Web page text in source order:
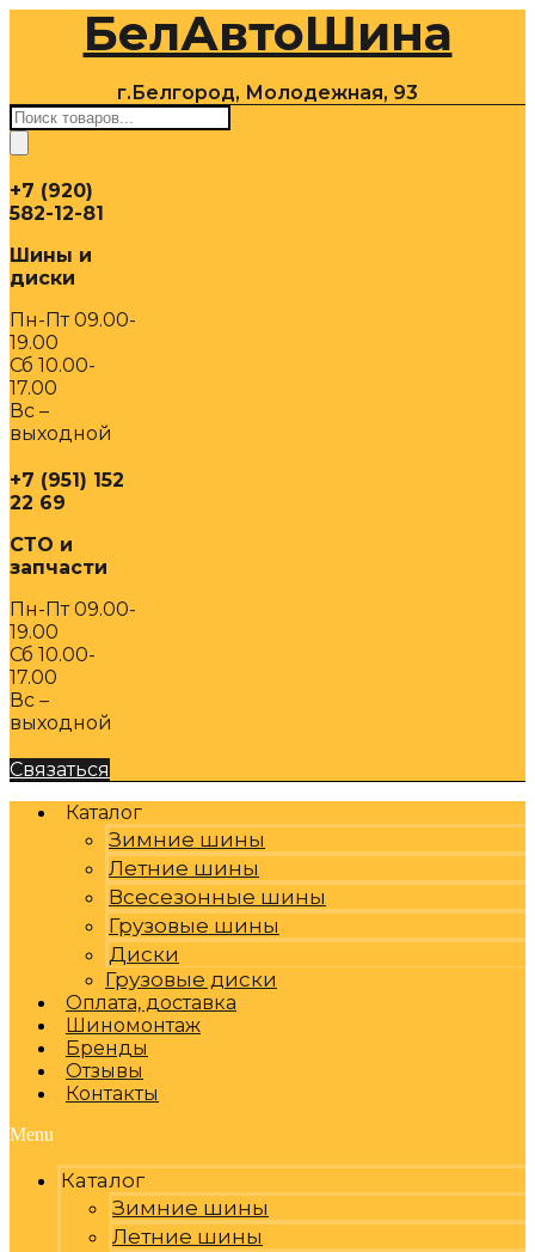
содержимомуБелАвтоШина
г.Белгород, Молодежная, 93
Поиск
товаров
+7 (920)
582-12-81
Шины и
диски
Пн-Пт 09.00-
19.00
Сб 10.00-
17.00
Вс –
выходной
+7 (951) 152
22 69
СТО и
запчасти
Пн-Пт 09.00-
19.00
Сб 10.00-
17.00
Вс –
выходной
Связаться
Каталог
Зимние шины
Летние шины
Всесезонные шины
Грузовые шины
Диски
Грузовые диски
Оплата, доставка
Шиномонтаж
Бренды
Отзывы
Контакты
Menu
Каталог
Зимние шины
Летние шины